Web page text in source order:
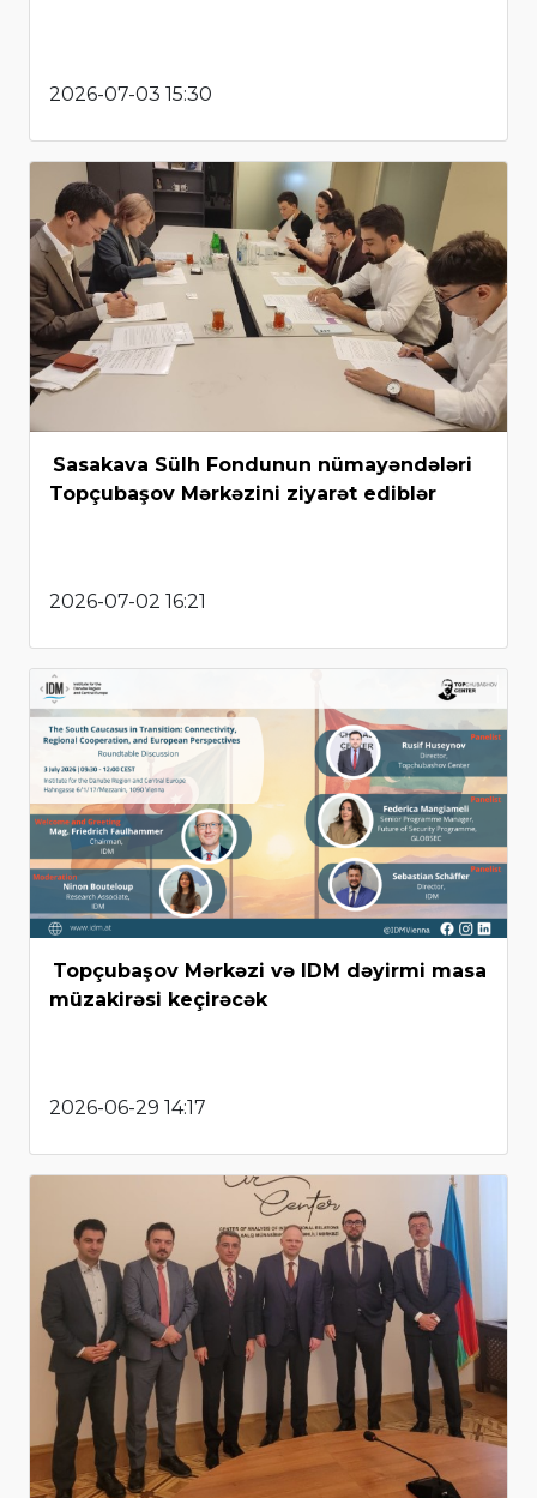
2026-07-03 15:30
Sasakava Sülh Fondunun nümayəndələri
Topçubaşov Mərkəzini ziyarət ediblər
2026-07-02 16:21
Topçubaşov Mərkəzi və IDM dəyirmi masa
müzakirəsi keçirəcək
2026-06-29 14:17